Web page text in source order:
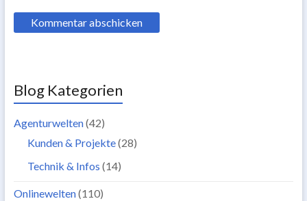
Blog Kategorien
Agenturwelten(42)
Kunden & Projekte(28)
Technik & Infos (14)
Onlinewelten(110)